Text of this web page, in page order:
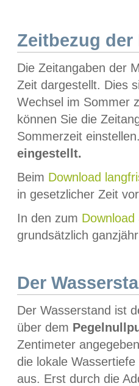
Zeitbezug der
Die Zeitangaben der
Zeit dargestellt. Dies
Wechsel im Sommer
können Sie die
Sommerzeit
eingestellt.
Beim Download
in gesetzlicher Zeit
In den zum Download
grundsätzlich
Der
Der Wasserstand ist
über dem
Zentimeter
die lokale
aus. Erst durch die